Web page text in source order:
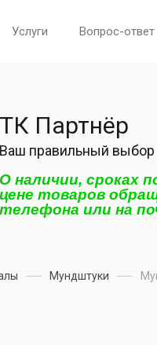
Услуги Вопрос-ответ
ТК Партнёр
Ваш правильный выбор
О наличии, сроках
цене товаров
телефона или на
Мундштуки